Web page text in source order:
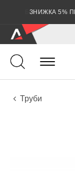
ЗНИЖКА 5%
Духові
Мідні
Інструменти
Труби